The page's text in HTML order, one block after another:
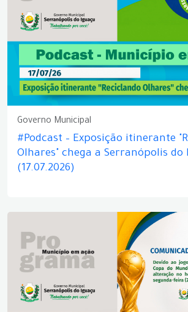
Governo Municipal
#Podcast – Exposição itinerante
Olhares" chega a Serranópolis do
(17.07.2026)